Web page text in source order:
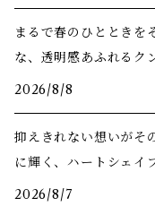
まるで春のひとときを
な、透明感あふれるク
2026/8/8
抑えきれない想いがそ
に輝く、ハートシェイ
2026/8/7